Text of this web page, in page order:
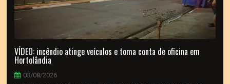
VÍDEO: incêndio atinge veículos e toma conta de oficina em
Hortolândia
03/08/2026